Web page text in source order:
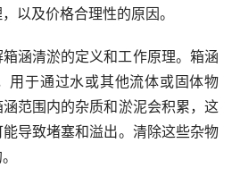
以及价格合理性的原因。
涵清淤的定义和工作原理。箱涵
用于通过水或其他流体或固体物
范围内的杂质和淤泥会积累，这
导致堵塞和溢出。清除这些杂物